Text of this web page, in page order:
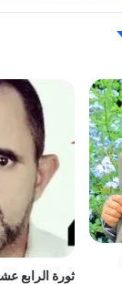
ثورة الرابع